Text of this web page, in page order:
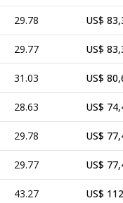
29.78 US$
29.77 US$
31.03 US$
28.63 US$
29.78 US$
29.77 US$
43.27 US$